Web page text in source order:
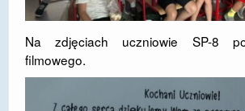
Na zdjęciach uczniowie SP-8
filmowego.